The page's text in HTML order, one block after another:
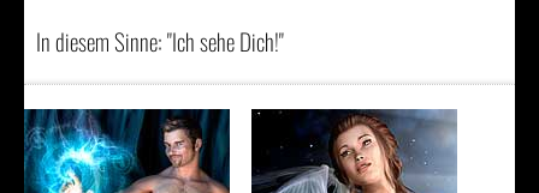
In diesem Sinne: "Ich sehe Dich!"